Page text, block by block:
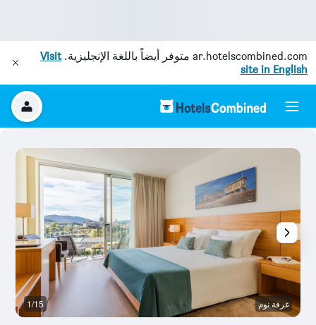
ar.hotelscombined.com متوفر أيضاً باللغة الإنجليزية.Visit
site in English
غرفة نوم 1/15